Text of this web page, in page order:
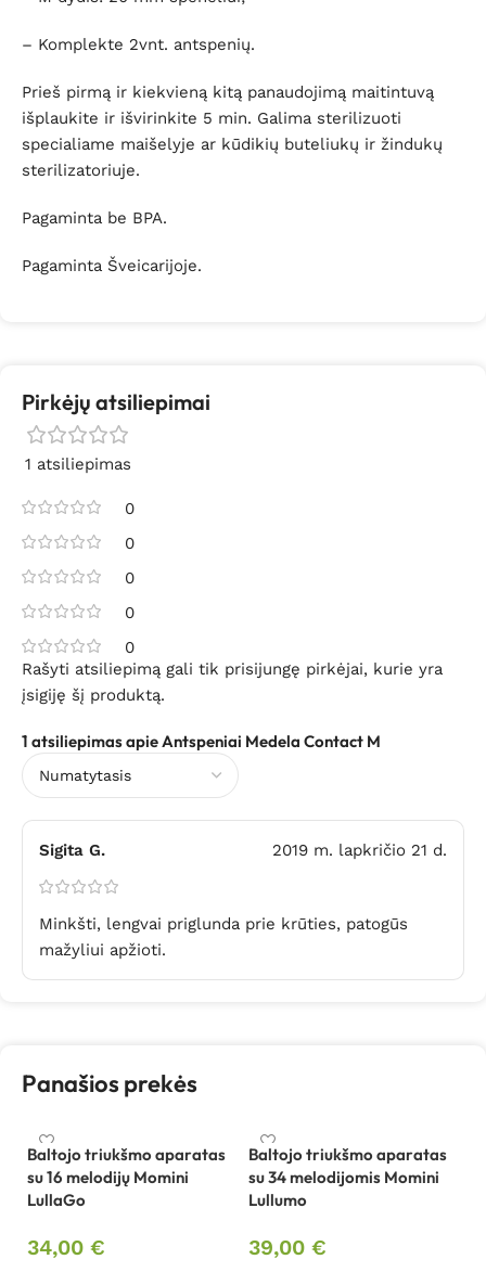
– Komplekte 2vnt. antspenių.
Prieš pirmą ir kiekvieną kitą panaudojimą maitintuvą
išplaukite ir išvirinkite 5 min. Galima sterilizuoti
specialiame maišelyje ar kūdikių buteliukų ir žindukų
sterilizatoriuje.
Pagaminta be BPA.
Pagaminta Šveicarijoje.
Pirkėjų atsiliepimai
1 atsiliepimas
0
0
0
0
0
1 atsiliepimas apieAntspeniai Medela Contact M
Sigita G. 2019 m. lapkričio 21 d.
Minkšti, lengvai priglunda prie krūties, patogūs
mažyliui apžioti.
Rašyti atsiliepimą gali tik prisijungę pirkėjai, kurie yra
įsigiję šį produktą.
Panašios prekės
Baltojo triukšmo aparatas
su 16 melodijų Momini
LullaGo
34,00 €
Baltojo triukšmo aparatas
su 34 melodijomis Momini
Lullumo
39,00 €